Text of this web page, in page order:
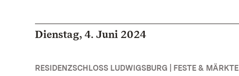
Dienstag, 4. Juni 2024
RESIDENZSCHLOSS LUDWIGSBURG | FESTE & MÄRKTE